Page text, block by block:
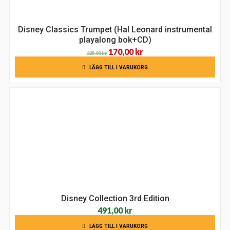
Disney Classics Trumpet (Hal Leonard instrumental
playalong bok+CD)
225,00kr Det
ursprungliga
priset
170,00krDet
nuvarande
priset
LÄGG TILL I VARUKORG
Disney Collection 3rd Edition
491,00kr
LÄGG TILL I VARUKORG